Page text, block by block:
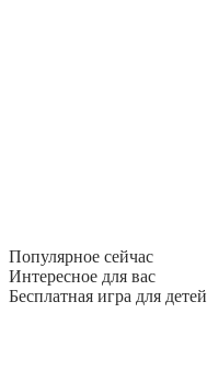
Популярное сейчас
Интересное для вас
Бесплатная игра для детей